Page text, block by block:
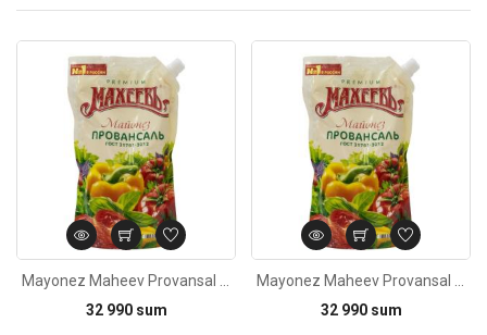
32 990 sum
Kod: 873
32 990 sum
Kod: 4384